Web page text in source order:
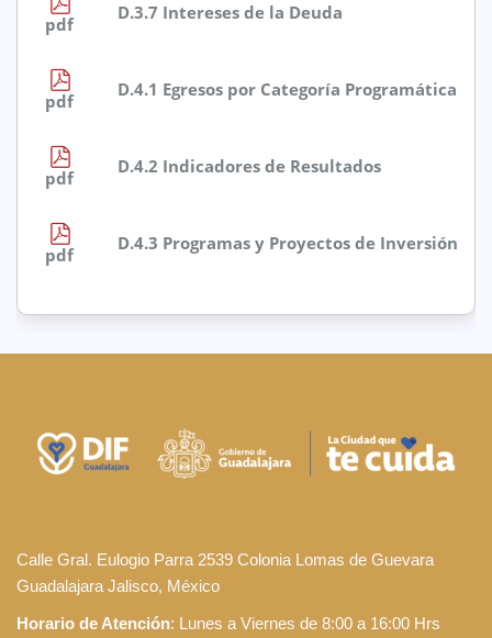
pdf
D.3.7 Intereses de la Deuda
pdf
D.4.1 Egresos por Categoría Programática
pdf
D.4.2 Indicadores de Resultados
pdf
D.4.3 Programas y Proyectos de Inversión
Calle Gral. Eulogio Parra 2539 Colonia Lomas de Guevara
Guadalajara Jalisco, México
Horario de Atención: Lunes a Viernes de 8:00 a 16:00 Hrs